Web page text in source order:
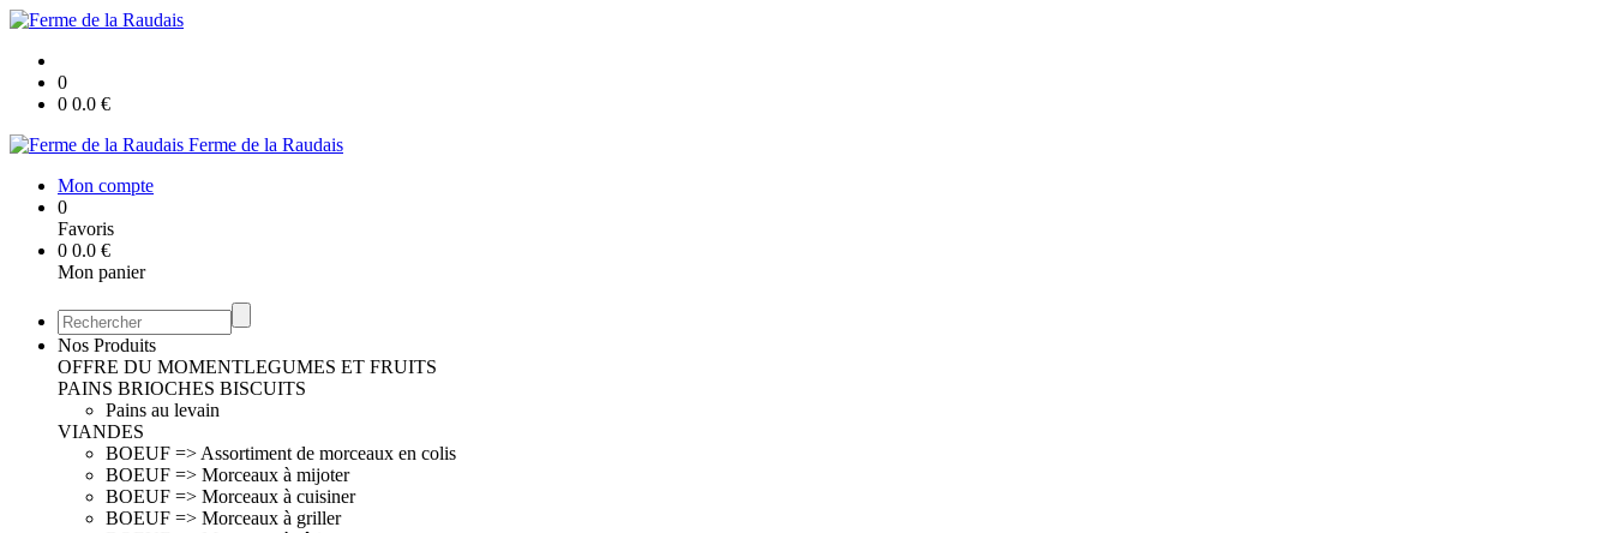
0
0 0.0 €
Ferme de la Raudais
Mon compte
0
Favoris
0 0.0 €
Mon panier
Nos Produits
OFFRE DU MOMENTLEGUMES ET FRUITS
PAINS BRIOCHES BISCUITS
Pains au levain
VIANDES
BOEUF => Assortiment de morceaux en colis
BOEUF => Morceaux à mijoter
BOEUF => Morceaux à cuisiner
BOEUF => Morceaux à griller